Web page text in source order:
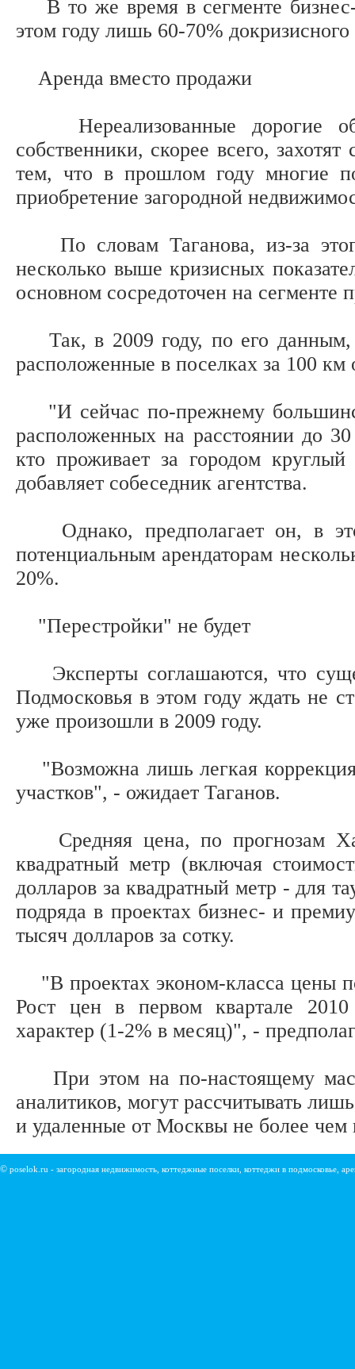
В то же время в сегменте
этом году лишь 60-70% докризисного
Аренда вместо продажи
Нереализованные дорогие
собственники, скорее всего,
тем, что в прошлом году многие
приобретение загородной
По словам Таганова, из-за
несколько выше кризисных
основном сосредоточен на
Так, в 2009 году, по его данным,
расположенные в поселках за 100 км
"И сейчас по-прежнему
расположенных на расстоянии до
кто проживает за городом
добавляет собеседник агентства.
Однако, предполагает он, в
потенциальным арендаторам
20%.
"Перестройки" не будет
Эксперты соглашаются, что
Подмосковья в этом году ждать не
уже произошли в 2009 году.
"Возможна лишь легкая
участков", - ожидает Таганов.
Средняя цена, по прогнозам
квадратный метр (включая
долларов за квадратный метр - для
подряда в проектах бизнес- и
тысяч долларов за сотку.
"В проектах эконом-класса цены
Рост цен в первом квартале 2010
характер (1-2% в месяц)", -
При этом на по-настоящему
аналитиков, могут рассчитывать
и удаленные от Москвы не более чем
© poselok.ru - загородная недвижимость, коттеджные поселки, коттеджи в подмосковье,